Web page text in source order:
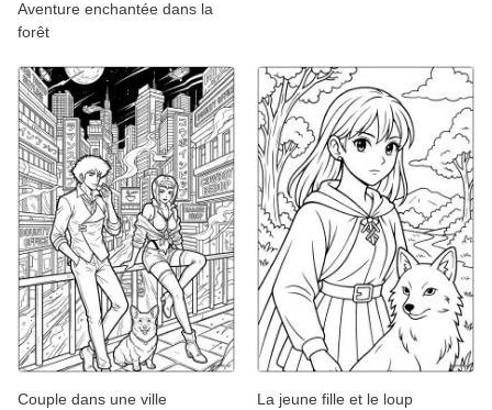
Aventure enchantée dans la
forêt
Couple dans une ville
La jeune fille et le loup